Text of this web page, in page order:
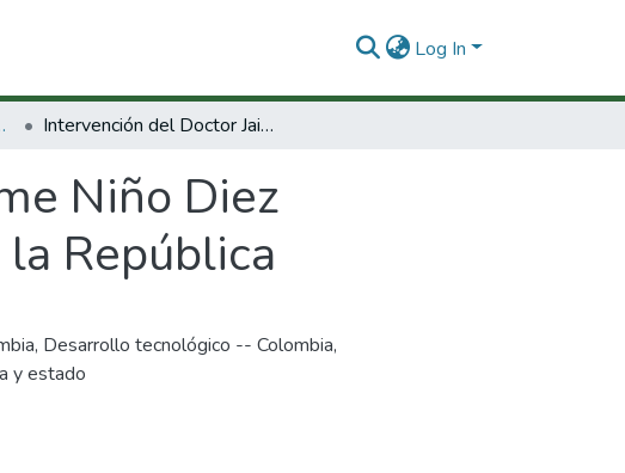
Log In
Intervención del Doctor Jaime Niño Diez Presidente Comision Quinta Senado de la República
Niño Diez
República
, Desarrollo tecnológico -- Colombia,
y estado